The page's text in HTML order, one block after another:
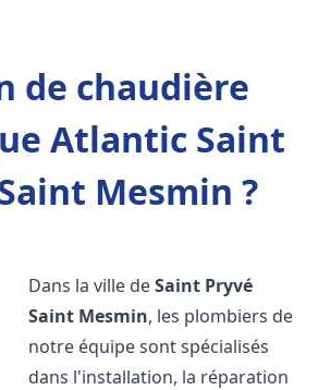
de chaudière
Atlantic Saint
Mesmin ?
Dans la ville deSaint Pryvé
Saint Mesmin, les plombiers de
notre équipe sont spécialisés
dans l'installation, la réparation